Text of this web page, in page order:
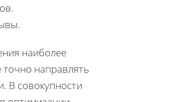
наиболее
точно направлять
В совокупности